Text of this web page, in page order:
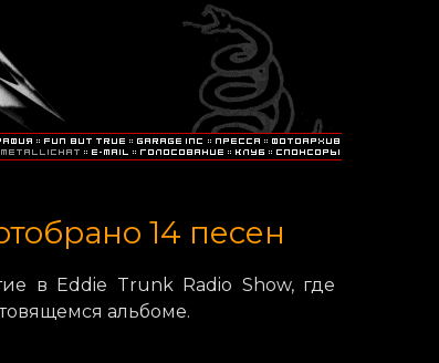
14 песен
в Eddie Trunk Radio Show, где
альбоме.